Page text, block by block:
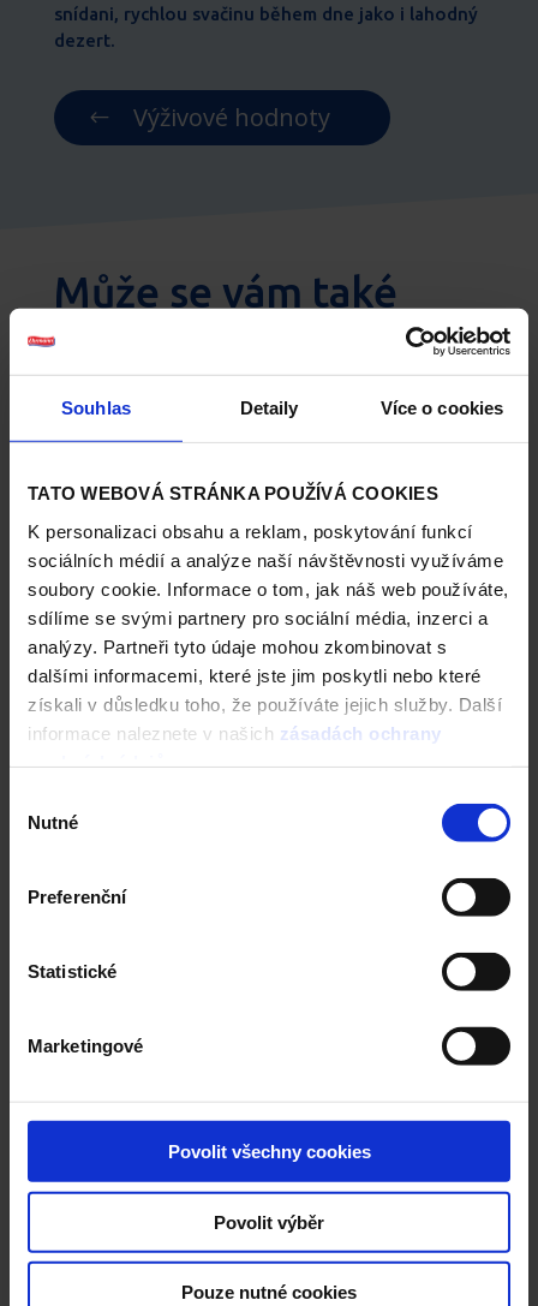
Souhlas Detaily Více o cookies
TATO WEBOVÁ STRÁNKA POUŽÍVÁ COOKIES
K personalizaci obsahu a reklam, poskytování funkcí
sociálních médií a analýze naší návštěvnosti využíváme
soubory cookie. Informace o tom, jak náš web používáte,
sdílíme se svými partnery pro sociální média, inzerci a
analýzy. Partneři tyto údaje mohou zkombinovat s
dalšími informacemi, které jste jim poskytli nebo které
získali v důsledku toho, že používáte jejich služby. Další
informace naleznete v našich zásadách ochrany
souhlasu
Nutné
Preferenční
Statistické
Marketingové
Povolit všechny cookies
Povolit výběr
Pouze nutné cookies
snídani, rychlou svačinu během dne jako i lahodný
dezert.
Výživové hodnoty
Může se vám také
líbit:
High Protein Skyr
Zpět na High Protein